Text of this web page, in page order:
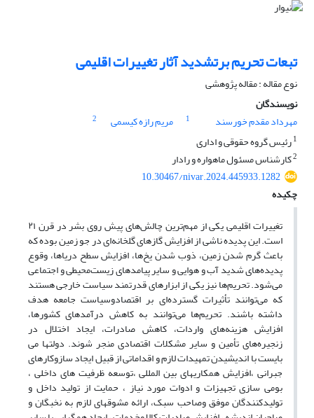
تبعات تحریم برتشدید آثار تغییرات اقلیمی
نوع مقاله : مقاله پژوهشی
نویسندگان
مهرداد مقدم خورسند
1 مریم رازه کیسمی
2
1رئیس گروه حقوقی و اداری
2کارشناس مسئول ماهواره و رادار
10.30467/nivar.2024.445933.1282
چکیده
تغییرات اقلیمی یکی از مهم‌ترین چالش‌های پیش روی بشر در قرن ۲۱
است. این پدیده ناشی از افزایش گازهای گلخانه‌ای در جو زمین بوده که
باعث گرم شدن زمین، ذوب شدن یخ‌ها، افزایش سطح دریاها، وقوع
پدیده‌های شدید آب و هوایی و سایر پیامدهای زیست‌محیطی و اجتماعی
می‌شود. تحریم‌ها نیز یکی از ابزارهای قدرتمند سیاست خارجی هستند
که می‌توانند تأثیرات گسترده‌ای بر اقتصادوسیاست جامعه هدف
داشته باشند. تحریم‌ها می‌توانند به کاهش درآمدهای کشورها،
افزایش هزینه‌های واردات، کاهش صادرات، ایجاد اختلال در
زنجیره‌های تأمین و سایر مشکلات اقتصادی منجر شوند. دولتها می
بایست با اندیشیدن تمهیدات لازم و اقداماتی از قبیل ایجاد سازوکارهای
جبرانی ،افزایش همکاریهای بین المللی ،توسعه ظرفیت های داخلی ،
بومی سازی تجهیزات و ادوات مورد نیاز ، حمایت از تولید داخل و
تولیدکنندگان موفق وصاحب سبک، ارائه مشوقهای لازم به نخبگان و